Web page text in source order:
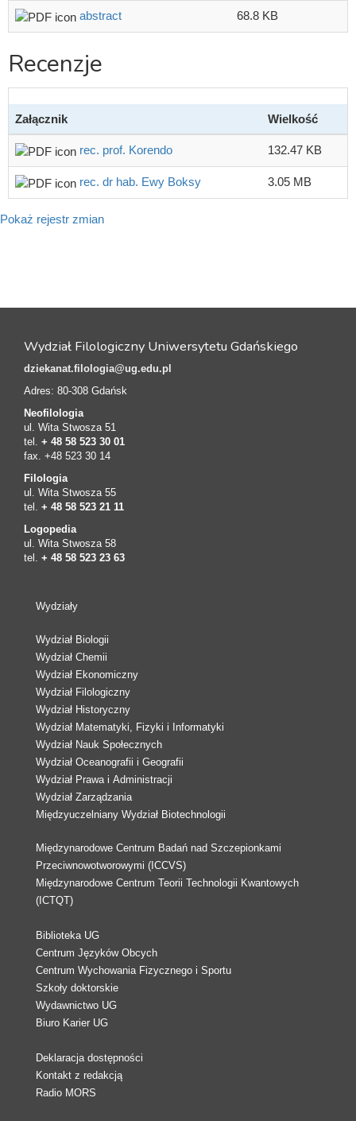
abstract 68.8 KB
Recenzje
Załącznik Wielkość
rec. prof. Korendo 132.47 KB
rec. dr hab. Ewy Boksy 3.05 MB
Pokaż rejestr zmian
Wydział Filologiczny Uniwersytetu Gdańskiego
dziekanat.filologia@ug.edu.pl
Adres: 80-308 Gdańsk
Neofilologia
ul. Wita Stwosza 51
tel. + 48 58 523 30 01
fax. +48 523 30 14
Filologia
ul. Wita Stwosza 55
tel. + 48 58 523 21 11
Logopedia
ul. Wita Stwosza 58
tel. + 48 58 523 23 63
Wydziały
Wydział Biologii
Wydział Chemii
Wydział Ekonomiczny
Wydział Filologiczny
Wydział Historyczny
Wydział Matematyki, Fizyki i Informatyki
Wydział Nauk Społecznych
Wydział Oceanografii i Geografii
Wydział Prawa i Administracji
Wydział Zarządzania
Międzyuczelniany Wydział Biotechnologii
Międzynarodowe Centrum Badań nad Szczepionkami
Przeciwnowotworowymi (ICCVS)
Międzynarodowe Centrum Teorii Technologii Kwantowych
(ICTQT)
Biblioteka UG
Centrum Języków Obcych
Centrum Wychowania Fizycznego i Sportu
Szkoły doktorskie
Wydawnictwo UG
Biuro Karier UG
Deklaracja dostępności
Kontakt z redakcją
Radio MORS